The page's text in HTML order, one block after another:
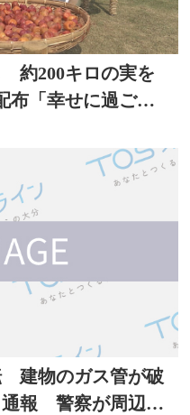
約200キロの実を
布「幸せに過ごせ
建物のガス管が破
報 警察が周辺で